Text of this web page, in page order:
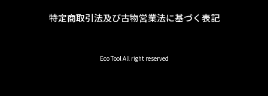
特定商取引法及び古物営業法に基づく表記
Eco Tool All right reserved